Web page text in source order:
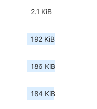
2.1 KiB
192 KiB
186 KiB
184 KiB